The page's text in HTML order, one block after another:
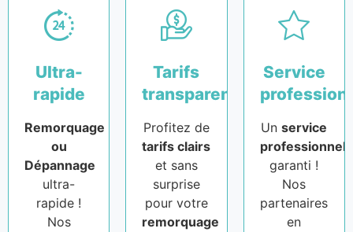
Ultra-
rapide
Remorquage
ou
Dépannage
ultra-
rapide !
Nos
Tarifs
transparents
Profitez de
tarifs clairs
et sans
surprise
pour votre
remorquage
Service
Unservice
professionnel
garanti !
Nos
partenaires
en